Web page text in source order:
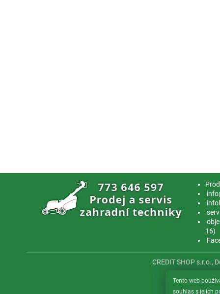
Tento web
souhlas s jejich
16)
CREDIT SHOP s.r.o.,